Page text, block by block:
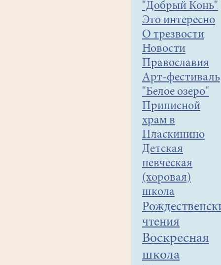
"Добрый Конь"
Это интересно
О трезвости
Новости
Православия
Арт-фестиваль
"Белое озеро"
Приписной
храм в
Пласкинино
Детская
певческая
(хоровая)
школа
чтения
Воскресная
школа